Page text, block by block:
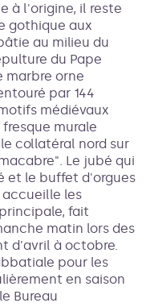
à l'origine, il reste
gothique aux
au milieu du
du Pape
marbre orne
par 144
médiévaux
murale
collatéral nord sur
Le jubé qui
et le buffet d'orgues
accueille les
fait
matin lors des
d'avril à octobre.
pour les
en saison
Bureau